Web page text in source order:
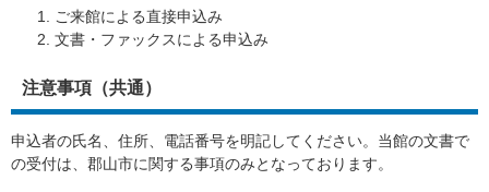
ご来館による直接申込み
文書・ファックスによる申込み
注意事項（共通）
申込者の氏名、住所、電話番号を明記してください。当館の文書で
の受付は、郡山市に関する事項のみとなっております。